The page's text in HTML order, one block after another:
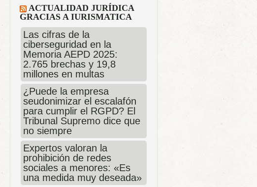
ACTUALIDAD JURÍDICA
GRACIAS A IURISMATICA
Las cifras de la
ciberseguridad en la
Memoria AEPD 2025:
2.765 brechas y 19,8
millones en multas
¿Puede la empresa
seudonimizar el escalafón
para cumplir el RGPD? El
Tribunal Supremo dice que
no siempre
Expertos valoran la
prohibición de redes
sociales a menores: «Es
una medida muy deseada»